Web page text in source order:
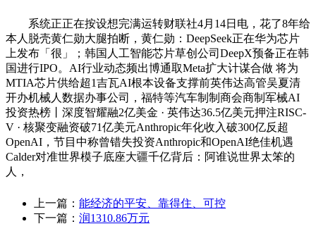
系统正正在按设想完满运转财联社4月14日电，花了8年给
本人脱壳黄仁勋大腿拍断，黄仁勋：DeepSeek正在华为芯片
上发布「很」；韩国人工智能芯片草创公司DeepX预备正在韩
国进行IPO。AI行业动态频出博通取Meta扩大计谋合做 将为
MTIA芯片供给超1吉瓦AI根本设备支撑前英伟达高管吴夏清
开办机械人数据办事公司，福特等汽车制制商会商制军械AI
投资热榜丨深度智耀融2亿美金 · 英伟达36.5亿美元押注RISC-
V · 核聚变融资破71亿美元Anthropic年化收入破300亿反超
OpenAI，节目中称曾错失投资Anthropic和OpenAI绝佳机遇
Calder对准世界模子底座大疆千亿背后：阿谁说世界太笨的
人，
上一篇： 能经济的平安、靠得住、可控
下一篇： 润1310.86万元